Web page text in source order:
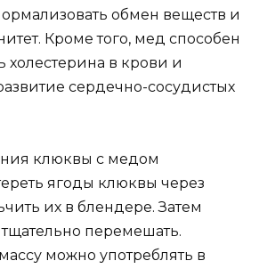
обмен веществ и
Кроме того, мед способен
холестерина в крови и
сердечно-сосудистых
клюквы с медом
ягоды клюквы через
их в блендере. Затем
перемешать.
можно употреблять в